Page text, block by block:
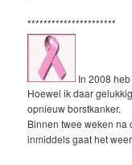
**********************
In 2008
Hoewel ik daar
opnieuw borstkanker.
Binnen twee weken na
inmiddels gaat het